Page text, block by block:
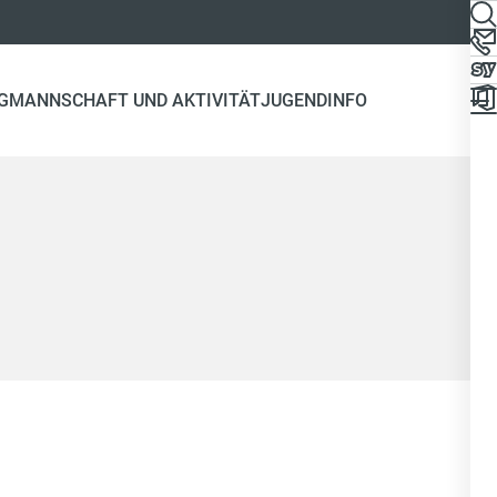
MANNSCHAFT UND AKTIVITÄTJUGENDINFO